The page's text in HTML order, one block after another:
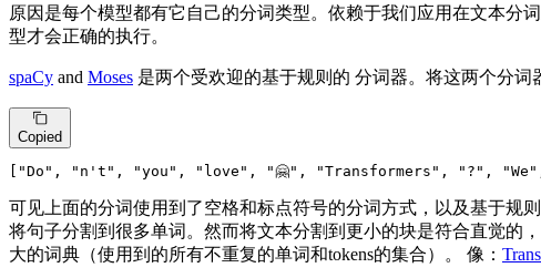
原因是每个模型都有它自己的分词类型。依赖于我们应用在文本分
型才会正确的执行。
spaCy and Moses 是两个受欢迎的基于规则的 分词器。将这两个分词
Copied
"Do" , "n't" , "you" , "love" , "🤗" , "Transformers" , "?" , "We"
可见上面的分词使用到了空格和标点符号的分词方式，以及基于规
将句子分割到很多单词。然而将文本分割到更小的块是符合直觉的
大的词典（使用到的所有不重复的单词和tokens的集合）。 像：